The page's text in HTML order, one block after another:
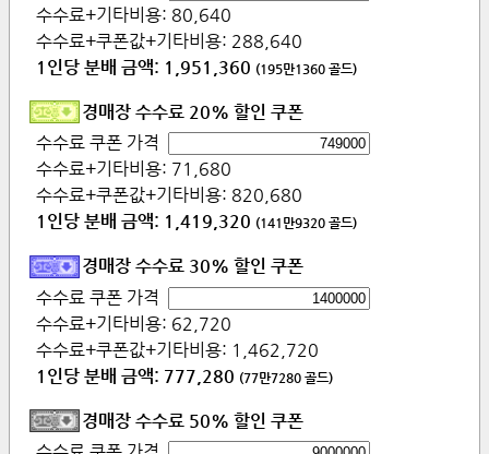
수수료+기타비용: 80,640
수수료+쿠폰값+기타비용: 288,640
1인당 분배 금액: 1,951,360 (195만1360 골드)
경매장 수수료 20% 할인 쿠폰
수수료 쿠폰 가격
수수료+기타비용: 71,680
수수료+쿠폰값+기타비용: 820,680
1인당 분배 금액: 1,419,320 (141만9320 골드)
경매장 수수료 30% 할인 쿠폰
수수료 쿠폰 가격
수수료+기타비용: 62,720
수수료+쿠폰값+기타비용: 1,462,720
1인당 분배 금액: 777,280 (77만7280 골드)
경매장 수수료 50% 할인 쿠폰